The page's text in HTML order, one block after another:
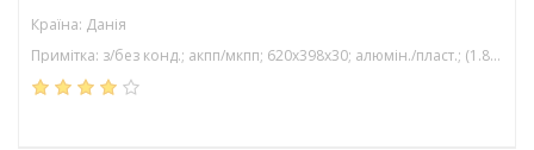
Країна: Данія
Примітка: з/без конд.; акпп/мкпп; 620x398x30; алюмін./пласт.; (1.8 tfsi/2.0 tfsi/2.0 tsi/1.8 tsi/2.0 gti )